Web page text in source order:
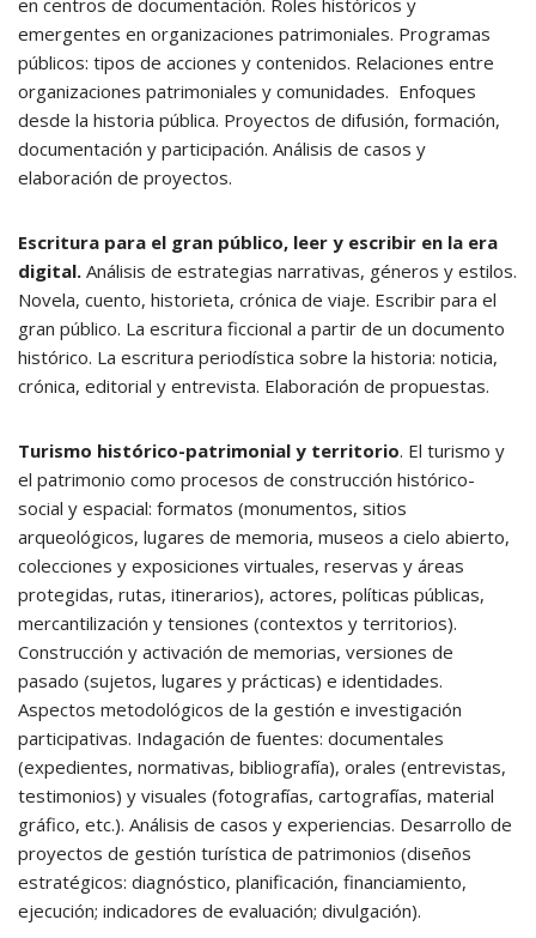
en centros de documentación. Roles históricos y
emergentes en organizaciones patrimoniales. Programas
públicos: tipos de acciones y contenidos. Relaciones entre
organizaciones patrimoniales y comunidades. Enfoques
desde la historia pública. Proyectos de difusión, formación,
documentación y participación. Análisis de casos y
elaboración de proyectos.
Escritura para el gran público, leer y escribir en la era
digital. Análisis de estrategias narrativas, géneros y estilos.
Novela, cuento, historieta, crónica de viaje. Escribir para el
gran público. La escritura ficcional a partir de un documento
histórico. La escritura periodística sobre la historia: noticia,
crónica, editorial y entrevista. Elaboración de propuestas.
Turismo histórico-patrimonial y territorio. El turismo y
el patrimonio como procesos de construcción histórico-
social y espacial: formatos (monumentos, sitios
arqueológicos, lugares de memoria, museos a cielo abierto,
colecciones y exposiciones virtuales, reservas y áreas
protegidas, rutas, itinerarios), actores, políticas públicas,
mercantilización y tensiones (contextos y territorios).
Construcción y activación de memorias, versiones de
pasado (sujetos, lugares y prácticas) e identidades.
Aspectos metodológicos de la gestión e investigación
participativas. Indagación de fuentes: documentales
(expedientes, normativas, bibliografía), orales (entrevistas,
testimonios) y visuales (fotografías, cartografías, material
gráfico, etc.). Análisis de casos y experiencias. Desarrollo de
proyectos de gestión turística de patrimonios (diseños
estratégicos: diagnóstico, planificación, financiamiento,
ejecución; indicadores de evaluación; divulgación).